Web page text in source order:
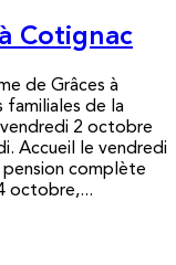
Cotignac
de Grâces à
familiales de la
2 octobre
Accueil le vendredi
complète
octobre,...